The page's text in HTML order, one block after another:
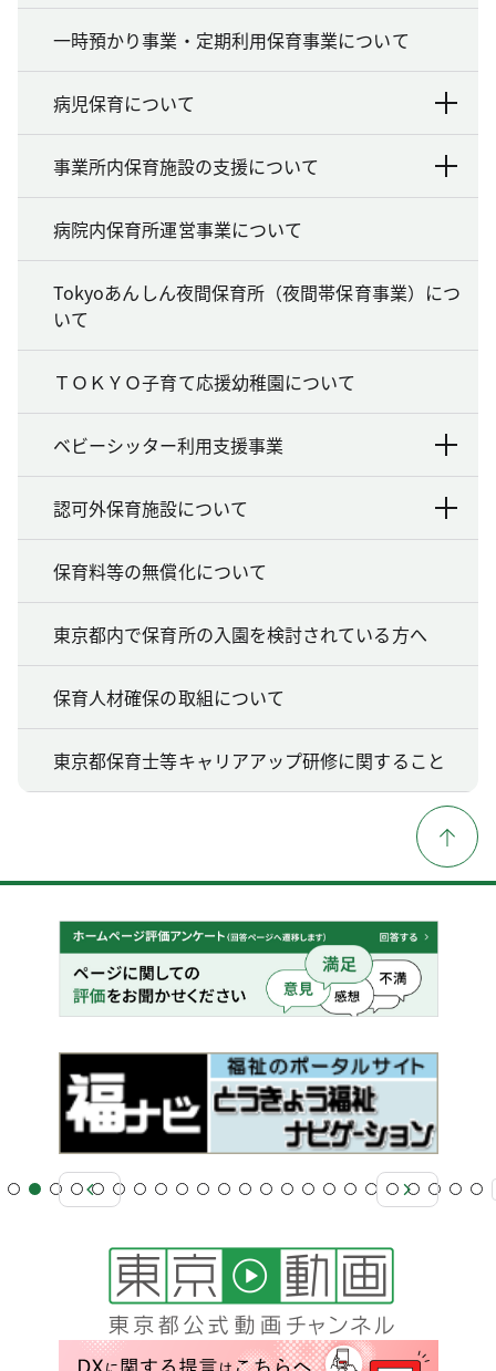
一時預かり事業・定期利用保育事業について
病児保育について
事業所内保育施設の支援について
病院内保育所運営事業について
Tokyoあんしん夜間保育所（夜間帯保育事業）につ
いて
ＴＯＫＹＯ子育て応援幼稚園について
ベビーシッター利用支援事業
認可外保育施設について
保育料等の無償化について
東京都内で保育所の入園を検討されている方へ
保育人材確保の取組について
東京都保育士等キャリアアップ研修に関すること